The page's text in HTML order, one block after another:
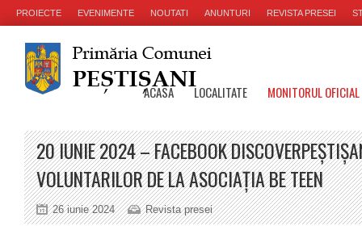
PROIECTE EVENIMENTE NOUTATI ANUNTURI REVISTA PRESEI
ACASA LOCALITATE MONITORUL
20 IUNIE 2024 – FACEBOOK
VOLUNTARILOR DE LA ASOCIAȚIA BE TEEN
26 iunie 2024 Revista presei